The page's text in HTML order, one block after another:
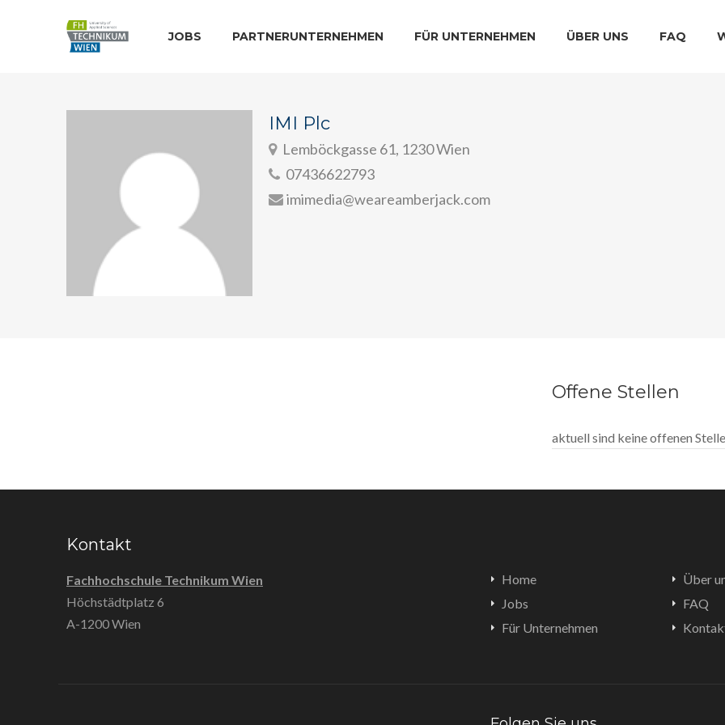
JOBS PARTNERUNTERNEHMEN FÜR UNTERNEHMEN ÜBER UNS FAQ
IMI Plc
Lemböckgasse 61, 1230 Wien
07436622793
imimedia@weareamberjack.com
Offene Stellen
aktuell sind keine offenen
Kontakt
Fachhochschule Technikum Wien
Höchstädtplatz 6
A-1200 Wien
Home
Jobs
Für Unternehmen
Über
FAQ